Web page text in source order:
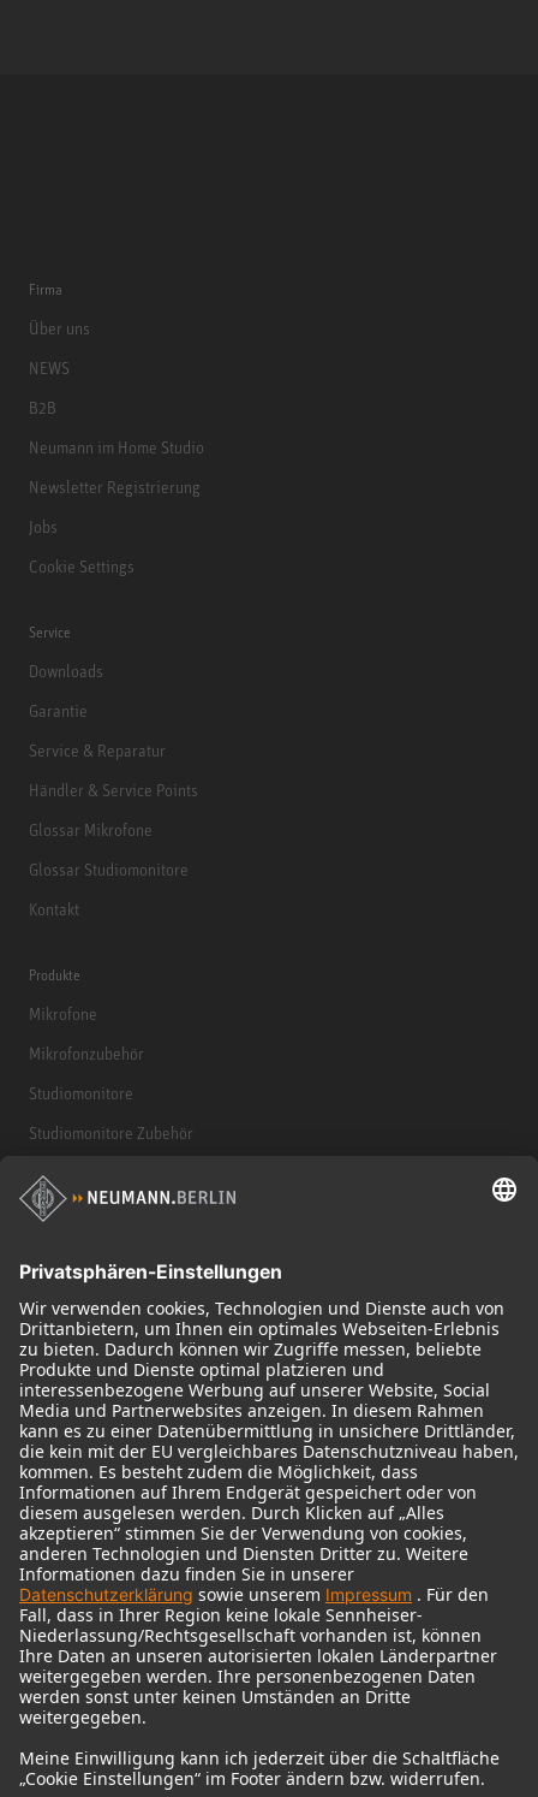
Firma
Über uns
NEWS
B2B
Neumann im Home Studio
Newsletter Registrierung
Jobs
Cookie Settings
Service
Downloads
Garantie
Service & Reparatur
Händler & Service Points
Glossar Mikrofone
Glossar Studiomonitore
Kontakt
Produkte
Mikrofone
Mikrofonzubehör
Studiomonitore
Studiomonitore Zubehör
Kopfhörer
Historische Mikrofone
© 2018 - 2026Georg Neumann GmbH
Impressum
Nutzungsbedingungen
Datenschutz
AGB